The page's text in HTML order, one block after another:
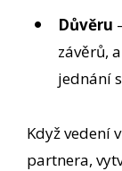
Důvěru
závěrů,
jednání
Když vedení
partnera,